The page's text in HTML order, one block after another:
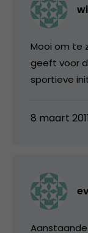
Mooi om te
geeft voor
sportieve
8 maart
Aanstaande